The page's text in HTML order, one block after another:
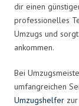
dir einen
professionelles
Umzugs und
ankommen.
Bei
umfangreichen
Umzugshelfer